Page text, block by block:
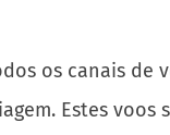
os canais de
Estes voos